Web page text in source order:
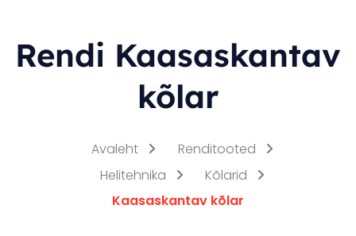
Rendi Kaasaskantav
kõlar
Avaleht
Renditooted
Helitehnika
Kõlarid
Kaasaskantav kõlar